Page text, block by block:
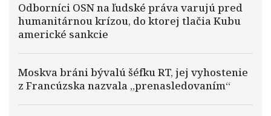
Odborníci OSN na ľudské práva varujú pred
humanitárnou krízou, do ktorej tlačia Kubu
americké sankcie
Moskva bráni bývalú šéfku RT, jej vyhostenie
z Francúzska nazvala „prenasledovaním“